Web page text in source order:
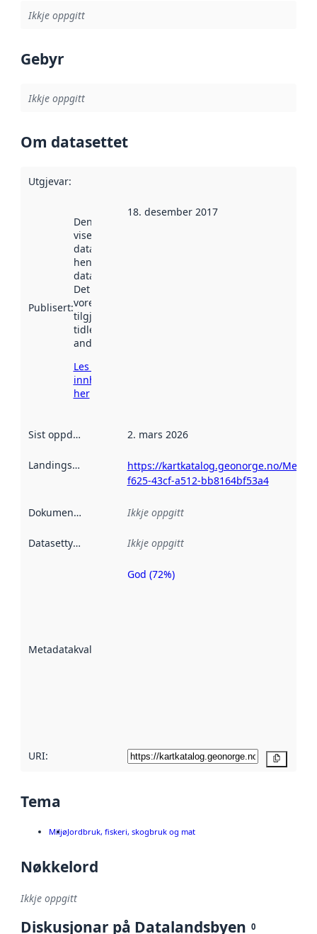
Ikkje oppgitt
Gebyr
Ikkje oppgitt
Om datasettet
Utgjevar:
Publisert:
Denne datoen
viser når
datasettet vart
henta inn av
data.norge.no.
Det kan ha
vore
tilgjengeleg
tidlegare
andre stader.
Les meir om
innhenting
her
18. desember 2017
Sist oppdatert 2. mars 2026
Landingsside
https://kartkatalog.geonorge.no/
f625-43cf-a512-bb8164bf53a4
Dokumentasjon Ikkje oppgitt
Datasettype Ikkje oppgitt
Metadatakvalitet
Metadatakvalitet
God (72%)
URI:
Tema
MiljøJordbruk, fiskeri, skogbruk og mat
Nøkkelord
Ikkje oppgitt
Diskusjonar på Datalandsbyen 0